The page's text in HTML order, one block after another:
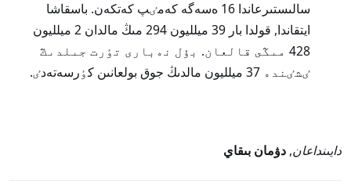
سالىستىرعاندا 16 ەسەگە كەمٸپ كەتكەن. باسقاشا
ايتقاندا, قولدا بار 39 ميلليون 294 مىڭ مالدان 2 ميلليون
428 مىڭى قالعان. بۇل نەبارى تٶرت جىلدىڭ
ٸشٸندە 37 ميلليون مالدىڭ جوق بولعانىن كٶرسەتەدٸ.
دايىنداعان, دۋمان بىقاي